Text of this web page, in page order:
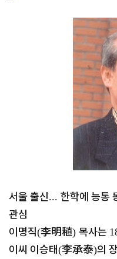
서울 출신... 한학에 능통
관심
이명직(李明稙) 목사는
이씨 이승태(李承泰)의